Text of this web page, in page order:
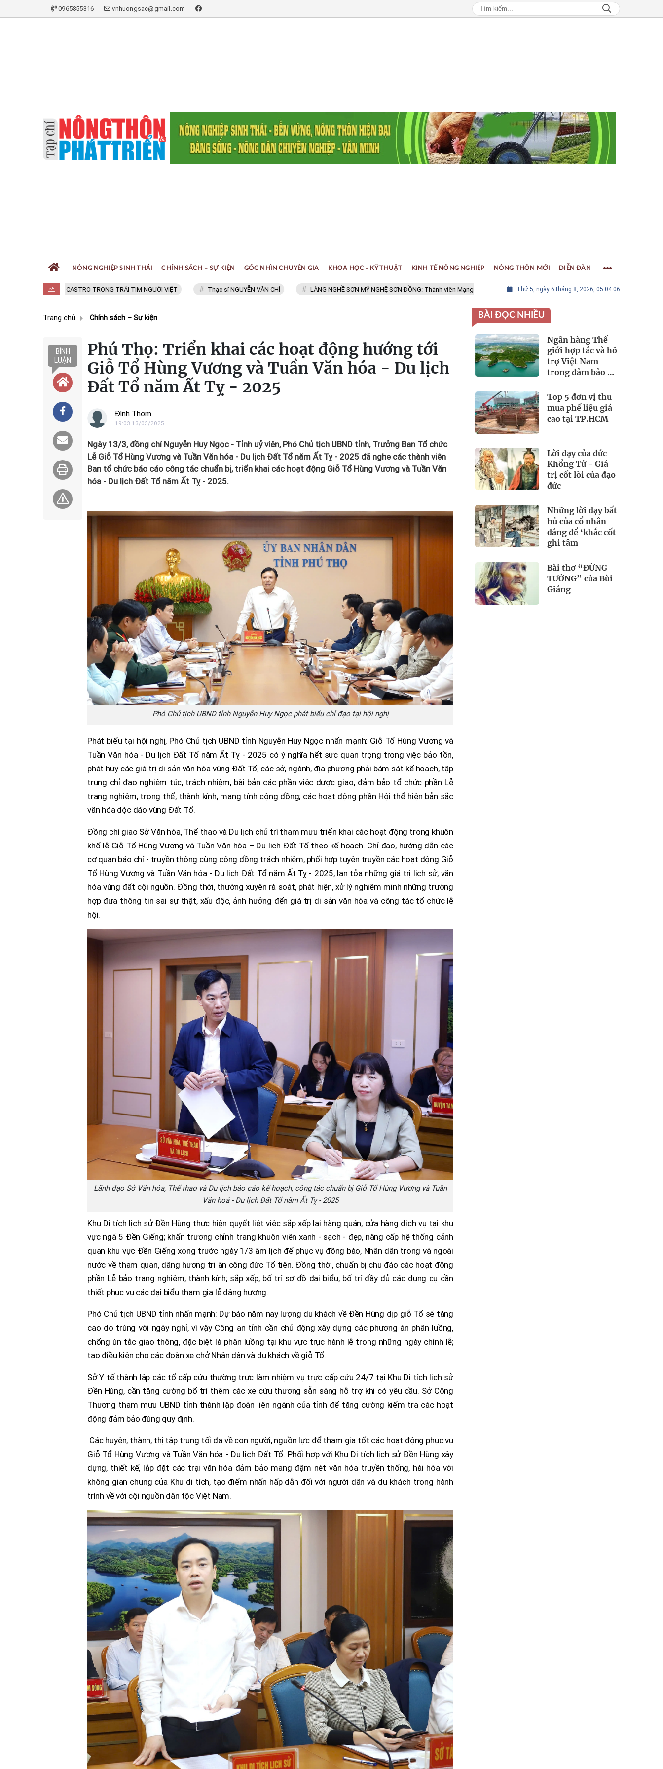
0965855316 vnhuongsac@gmail.com
FIDEL CASTRO TRONG TRÁI TIM NGƯỜI VIỆT Thạc sĩ NGUYỄN VĂN CHÍ LÀNG NGHỀ SƠN MỸ NGHỆ SƠN ĐỒNG: Thành viên Mạng lưới các Thành phố Thủ công sáng tạo Thế giới LÀNG NGHỀ
Thứ 5, ngày 6 tháng 8, 2026, 05:04:08
NÔNG NGHIỆP SINH THÁI CHÍNH SÁCH – SỰ KIỆN GÓC NHÌN CHUYÊN GIA KHOA HỌC - KỸ THUẬT KINH TẾ NÔNG NGHIỆP NÔNG THÔN MỚI DIỄN ĐÀN
Trang chủ Chính sách – Sự kiện
BÌNH
LUẬN
Phú Thọ: Triển khai các hoạt động hướng tới
Giỗ Tổ Hùng Vương và Tuần Văn hóa - Du lịch
Đất Tổ năm Ất Tỵ - 2025
Đình Thơm
19:03 13/03/2025
Ngày 13/3, đồng chí Nguyễn Huy Ngọc - Tỉnh uỷ viên, Phó Chủ tịch UBND tỉnh, Trưởng Ban Tổ chức
Lễ Giỗ Tổ Hùng Vương và Tuần Văn hóa - Du lịch Đất Tổ năm Ất Tỵ - 2025 đã nghe các thành viên
Ban tổ chức báo cáo công tác chuẩn bị, triển khai các hoạt động Giỗ Tổ Hùng Vương và Tuần Văn
hóa - Du lịch Đất Tổ năm Ất Tỵ - 2025.
Phó Chủ tịch UBND tỉnh Nguyễn Huy Ngọc phát biểu chỉ đạo tại hội nghị
Phát biểu tại hội nghị, Phó Chủ tịch UBND tỉnh Nguyễn Huy Ngọc nhấn mạnh: Giỗ Tổ Hùng Vương và
Tuần Văn hóa - Du lịch Đất Tổ năm Ất Tỵ - 2025 có ý nghĩa hết sức quan trọng trong việc bảo tồn,
phát huy các giá trị di sản văn hóa vùng Đất Tổ, các sở, ngành, địa phương phải bám sát kế hoạch, tập
trung chỉ đạo nghiêm túc, trách nhiệm, bài bản các phần việc được giao, đảm bảo tổ chức phần Lễ
trang nghiêm, trọng thể, thành kính, mang tính cộng đồng; các hoạt động phần Hội thể hiện bản sắc
văn hóa độc đáo vùng Đất Tổ.
Đồng chí giao Sở Văn hóa, Thể thao và Du lịch chủ trì tham mưu triển khai các hoạt động trong khuôn
khổ lễ Giỗ Tổ Hùng Vương và Tuần Văn hóa – Du lịch Đất Tổ theo kế hoạch. Chỉ đạo, hướng dẫn các
cơ quan báo chí - truyền thông cùng cộng đồng trách nhiệm, phối hợp tuyên truyền các hoạt động Giỗ
Tổ Hùng Vương và Tuần Văn hóa - Du lịch Đất Tổ năm Ất Tỵ - 2025, lan tỏa những giá trị lịch sử, văn
hóa vùng đất cội nguồn. Đồng thời, thường xuyên rà soát, phát hiện, xử lý nghiêm minh những trường
hợp đưa thông tin sai sự thật, xấu độc, ảnh hưởng đến giá trị di sản văn hóa và công tác tổ chức lễ
hội.
Lãnh đạo Sở Văn hóa, Thể thao và Du lịch báo cáo kế hoạch, công tác chuẩn bị Giỗ Tổ Hùng Vương và Tuần
Văn hoá - Du lịch Đất Tổ năm Ất Tỵ - 2025
Khu Di tích lịch sử Đền Hùng thực hiện quyết liệt việc sắp xếp lại hàng quán, cửa hàng dịch vụ tại khu
vực ngã 5 Đền Giếng; khẩn trương chỉnh trang khuôn viên xanh - sạch - đẹp, nâng cấp hệ thống cảnh
quan khu vực Đền Giếng xong trước ngày 1/3 âm lịch để phục vụ đồng bào, Nhân dân trong và ngoài
nước về tham quan, dâng hương tri ân công đức Tổ tiên. Đồng thời, chuẩn bị chu đáo các hoạt động
phần Lễ bảo trang nghiêm, thành kính; sắp xếp, bố trí sơ đồ đại biểu, bố trí đầy đủ các dụng cụ cần
thiết phục vụ các đại biểu tham gia lễ dâng hương.
Phó Chủ tịch UBND tỉnh nhấn mạnh: Dự báo năm nay lượng du khách về Đền Hùng dịp giỗ Tổ sẽ tăng
cao do trùng với ngày nghỉ, vì vậy Công an tỉnh cần chủ động xây dựng các phương án phân luồng,
chống ùn tắc giao thông, đặc biệt là phân luồng tại khu vực trục hành lễ trong những ngày chính lễ;
tạo điều kiện cho các đoàn xe chở Nhân dân và du khách về giỗ Tổ.
Sở Y tế thành lập các tổ cấp cứu thường trực làm nhiệm vụ trực cấp cứu 24/7 tại Khu Di tích lịch sử
Đền Hùng, cần tăng cường bố trí thêm các xe cứu thương sẵn sàng hỗ trợ khi có yêu cầu. Sở Công
Thương tham mưu UBND tỉnh thành lập đoàn liên ngành của tỉnh để tăng cường kiểm tra các hoạt
động đảm bảo đúng quy định.
Các huyện, thành, thị tập trung tối đa về con người, nguồn lực để tham gia tốt các hoạt động phục vụ
Giỗ Tổ Hùng Vương và Tuần Văn hóa - Du lịch Đất Tổ. Phối hợp với Khu Di tích lịch sử Đền Hùng xây
dựng, thiết kế, lắp đặt các trại văn hóa đảm bảo mang đậm nét văn hóa truyền thống, hài hòa với
không gian chung của Khu di tích, tạo điểm nhấn hấp dẫn đối với người dân và du khách trong hành
trình về với cội nguồn dân tộc Việt Nam.
BÀI ĐỌC NHIỀU
Ngân hàng Thế
giới hợp tác và hỗ
trợ Việt Nam
trong đảm bảo an
Top 5 đơn vị thu
mua phế liệu giá
cao tại TP.HCM
Lời dạy của đức
Khổng Tử - Giá
trị cốt lõi của đạo
đức
Những lời dạy bất
hủ của cổ nhân
đáng để ‘khắc cốt
ghi tâm
Bài thơ “ĐỪNG
TƯỞNG” của Bùi
Giáng